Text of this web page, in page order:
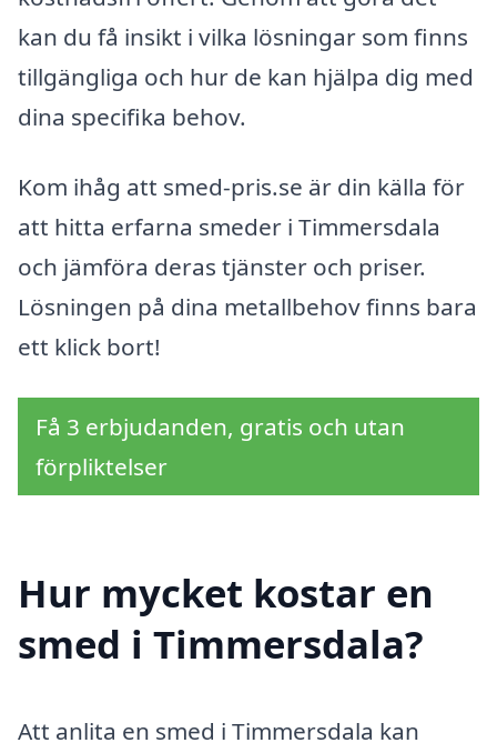
kan du få insikt i vilka lösningar som finns
tillgängliga och hur de kan hjälpa dig med
dina specifika behov.
Kom ihåg att smed-pris.se är din källa för
att hitta erfarna smeder i Timmersdala
och jämföra deras tjänster och priser.
Lösningen på dina metallbehov finns bara
ett klick bort!
Få 3 erbjudanden, gratis och utan
förpliktelser
Hur mycket kostar en
smed i Timmersdala?
Att anlita en smed i Timmersdala kan